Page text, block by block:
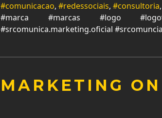
#comunicacao, #redessociais, #consultoria,
#marca #marcas #logo
#srcomunica.marketing.oficial
MARKETING